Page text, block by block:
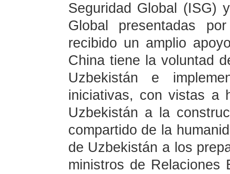
Seguridad Global (ISG)
Global presentadas
recibido un amplio
China tiene la voluntad
Uzbekistán e
iniciativas, con vistas a
Uzbekistán a la
compartido de la
de Uzbekistán a los
ministros de Relaciones